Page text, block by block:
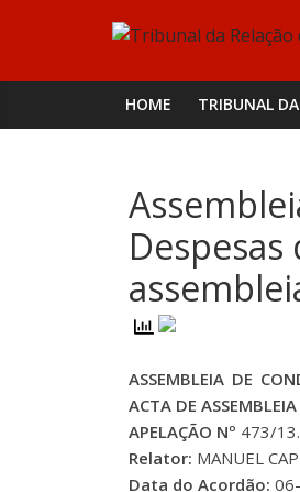
da
Relação
de
HOME TRIBUNAL
ASSEMBLEIA DE
ACTA DE
APELAÇÃO Nº 473/
Relator: MANUEL
Data do Acordão: